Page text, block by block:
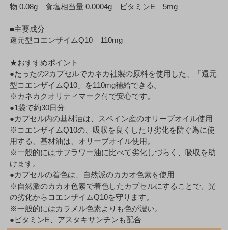
物 0.08g 食塩相当量 0.0004g ビタミンE 5mg
■主要成分
還元型コエンザイムQ10 110mg
★おすすめポイント
●たったの2カプセルでカネカ社製の原料を使用した、「還元
型コエンザイムQ10」を110mg補給できる。
※カネカクオリティマーク付で安心です。
●1袋で約30日分
●カプセル内の基材油は、スペイン産のオリーブオイル使用
※コエンザイムQ10の、吸収を良くしたり劣化を防ぐ為に使
用する、基材油は、オリーブオイル使用。
※一般的にはサフラワー油に比べて劣化しづらく、吸収を助
けます。
●カプセルの着色は、自然派のカカオ色素を使用
※自然派のカカオ色素で着色したカプセルにすることで、光
の劣化からコエンザイムQ10を守ります。
※一般的にはカラメル色素よりも色が濃い。
●ビタミンE、アスタキサンチンも配合